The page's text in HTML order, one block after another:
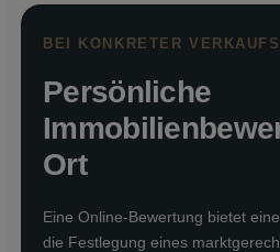
BEI KONKRETER
Persönliche
Ort
Eine Online-Bewertung bietet
die Festlegung eines